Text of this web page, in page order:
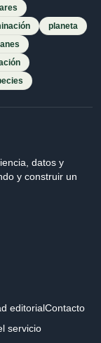
planeta
datos y
y construir un
editorialContacto
servicio